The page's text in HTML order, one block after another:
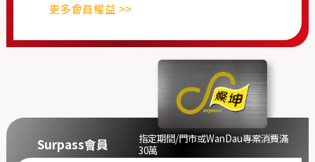
更多會員權益 >>
Surpass會員
指定期間/門市或WanDau專案消費滿
30萬